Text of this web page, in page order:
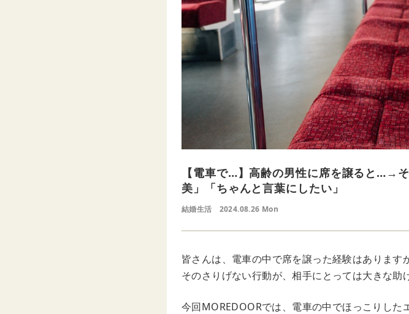
【電車で…】高齢の男性に席を譲ると…→
美」「ちゃんと言葉にしたい」
結婚生活 2024.08.26 Mon
皆さんは、電車の中で席を譲った経験はあります
そのさりげない行動が、相手にとっては大きな助
今回MOREDOORでは、電車の中でほっこりした